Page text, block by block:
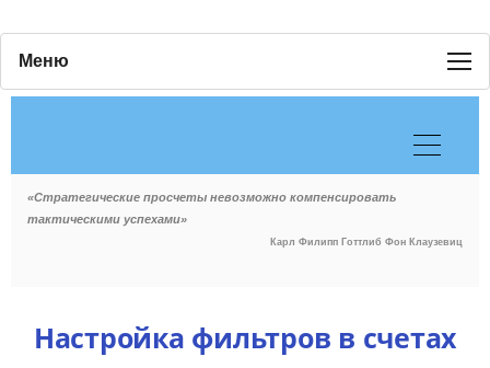
Меню
«Стратегические просчеты невозможно компенсировать
тактическими успехами»
Карл Филипп Готтлиб Фон Клаузевиц
Настройка фильтров в счетах